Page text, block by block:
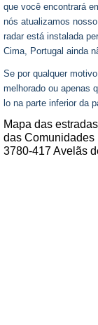
que você encontrará
nós atualizamos
radar está instalada
Cima, Portugal ainda
Se por qualquer
melhorado ou apenas
lo na parte inferior da
Mapa das
das Comunidades
3780-417 Avelãs